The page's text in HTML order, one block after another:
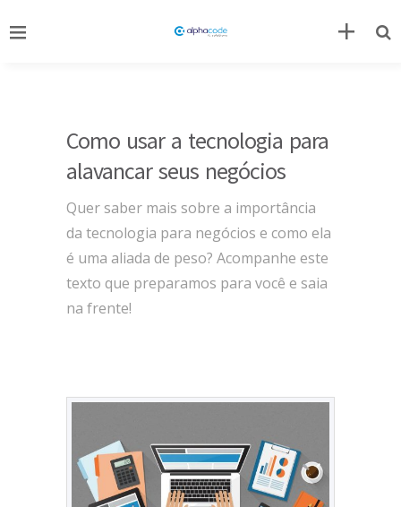
Como usar a tecnologia para
alavancar seus negócios
Quer saber mais sobre a importância
da tecnologia para negócios e como ela
é uma aliada de peso? Acompanhe este
texto que preparamos para você e saia
na frente!